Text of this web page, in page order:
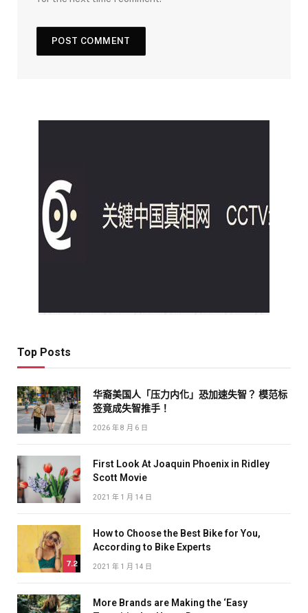
Top Posts
华裔美国人「压力内化」恐加速失智？ 模范标
签竟成失智推手！
2026 年 8 月 6 日
First Look At Joaquin Phoenix in Ridley
Scott Movie
2021 年 1 月 14 日
7.2
How to Choose the Best Bike for You,
According to Bike Experts
2021 年 1 月 14 日
More Brands are Making the ‘Easy